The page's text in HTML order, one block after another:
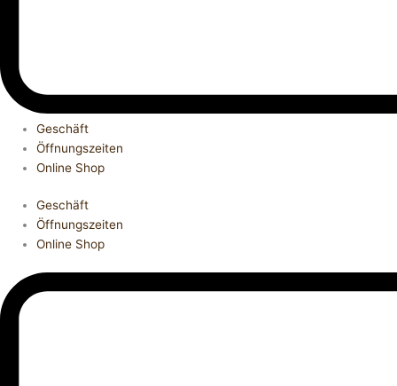
Geschäft
Öffnungszeiten
Online Shop
Geschäft
Öffnungszeiten
Online Shop